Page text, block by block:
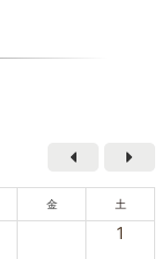
金 土
1